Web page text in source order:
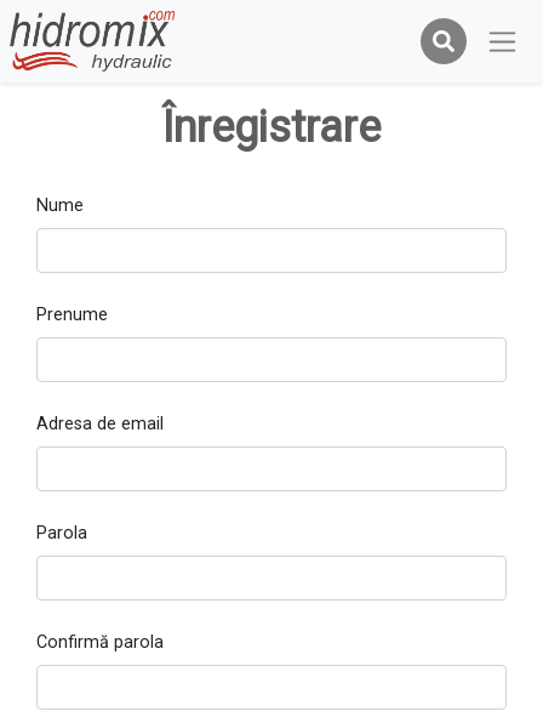
Înregistrare
Nume
Prenume
Adresa de email
Parola
Confirmă parola